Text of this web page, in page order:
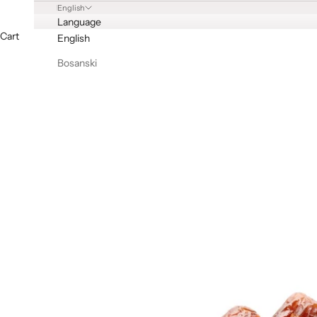
English
Language
English
Bosanski
Cart